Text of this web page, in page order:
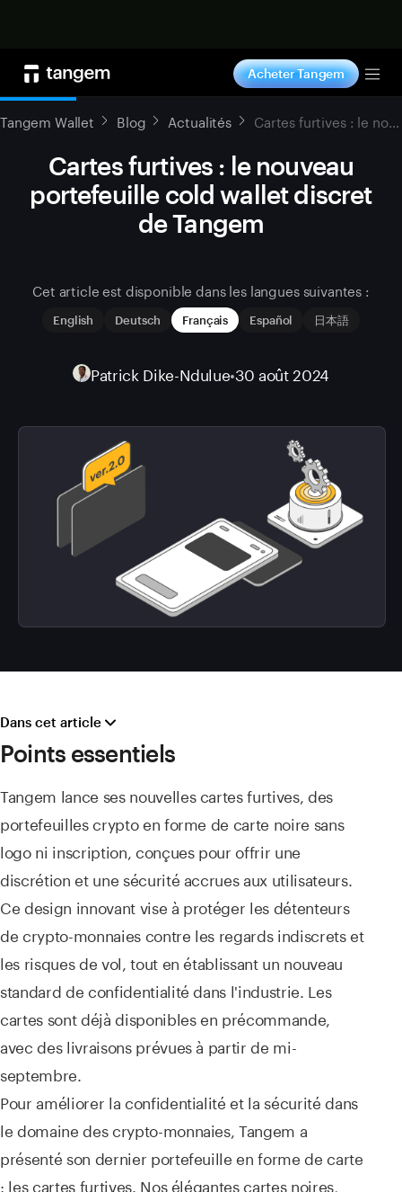
Acheter Tangem
Tangem Wallet Blog Actualités Cartes furtives : le nouveau portefeuille cold wallet discret de Tangem
Cartes furtives : le nouveau
portefeuille cold wallet discret
de Tangem
Cet article est disponible dans les langues suivantes :
English Deutsch Français Español 日本語
Patrick Dike-Ndulue•30 août 2024
Dans cet article
Points essentiels
Tangem lance ses nouvelles cartes furtives, des
portefeuilles crypto en forme de carte noire sans
logo ni inscription, conçues pour offrir une
discrétion et une sécurité accrues aux utilisateurs.
Ce design innovant vise à protéger les détenteurs
de crypto-monnaies contre les regards indiscrets et
les risques de vol, tout en établissant un nouveau
standard de confidentialité dans l'industrie. Les
cartes sont déjà disponibles en précommande,
avec des livraisons prévues à partir de mi-
septembre.
Pour améliorer la confidentialité et la sécurité dans
le domaine des crypto-monnaies, Tangem a
présenté son dernier portefeuille en forme de carte
: les cartes furtives. Nos élégantes cartes noires,